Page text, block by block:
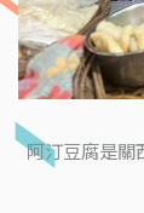
阿汀豆腐是關